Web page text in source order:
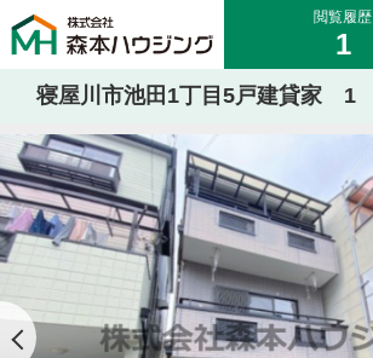
閲覧履歴
1
寝屋川市池田1丁目5戸建貸家 1